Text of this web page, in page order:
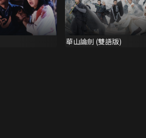
華山論劍 (雙語版)